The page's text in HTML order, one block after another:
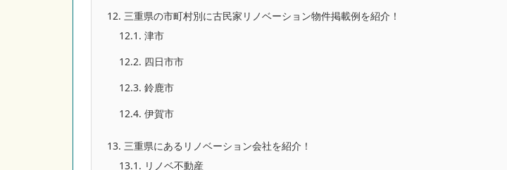
12. 三重県の市町村別に古民家リノベーション物件掲載例を紹介！
12.1. 津市
12.2. 四日市市
12.3. 鈴鹿市
12.4. 伊賀市
13. 三重県にあるリノベーション会社を紹介！
13.1. リノベ不動産